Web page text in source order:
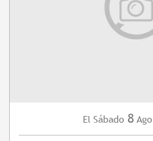
El Sábado 8